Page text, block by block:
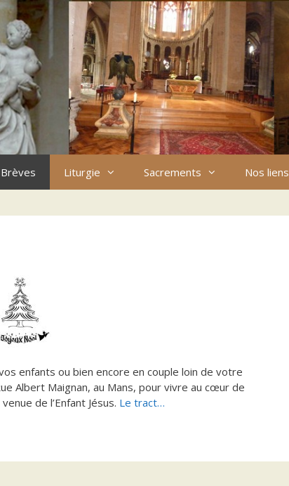
Brèves Liturgie Sacrements
Nos liens
enfants ou bien encore en couple loin de votre
Albert Maignan, au Mans, pour vivre au cœur de
de l’Enfant Jésus. Le tract…